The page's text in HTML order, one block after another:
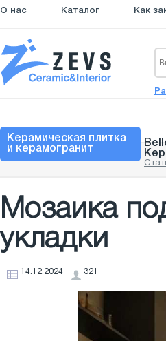
О нас Каталог Как
Керамическая плитка
и керамогранит
Мозаика
укладки
14.12.2024 321